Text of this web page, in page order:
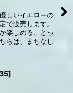
しいイエローの
で販売します。
楽しめる、とっ
らは、まちなし
]